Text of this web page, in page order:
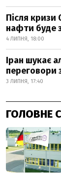
Після кризи
нафти буде
4 ЛИПНЯ, 18:00
Іран шукає
переговори
3 ЛИПНЯ, 17:40
ГОЛОВНЕ